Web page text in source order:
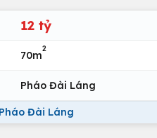
12 tỷ
70m
2
Pháo Đài Láng
Pháo Đài Láng